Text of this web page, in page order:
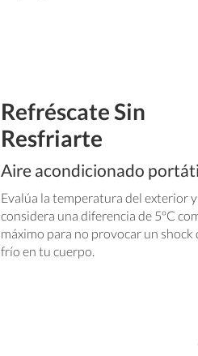
Refréscate Sin
Resfriarte
Aire acondicionado
Evalúa la temperatura del exterior y
considera una diferencia de 5ºC
máximo para no provocar un shock
frío en tu cuerpo.